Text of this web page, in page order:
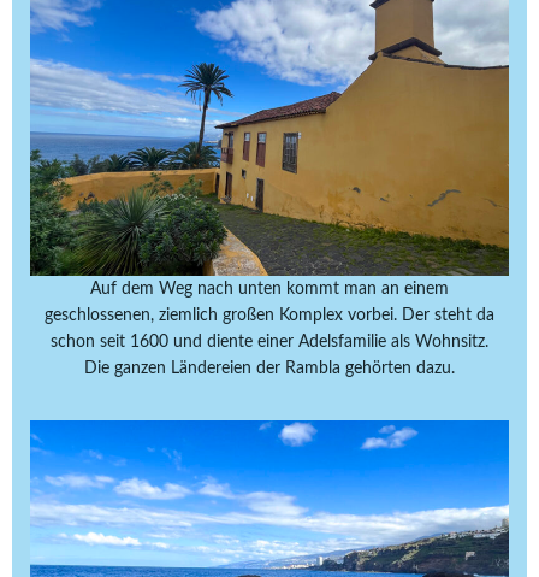
Auf dem Weg nach unten kommt man an einem
geschlossenen, ziemlich großen Komplex vorbei. Der steht da
schon seit 1600 und diente einer Adelsfamilie als Wohnsitz.
Die ganzen Ländereien der Rambla gehörten dazu.